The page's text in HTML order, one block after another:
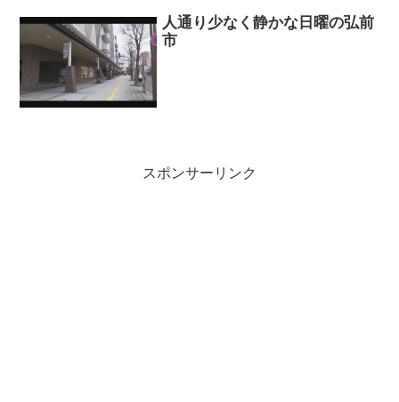
人通り少なく静かな日曜の弘前
市
スポンサーリンク